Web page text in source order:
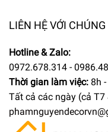
LIÊN HỆ VỚI CHÚNG
Hotline & Zalo:
0972.678.314 -
Thời gian làm việc: 8h
Tất cả các ngày (cả T7